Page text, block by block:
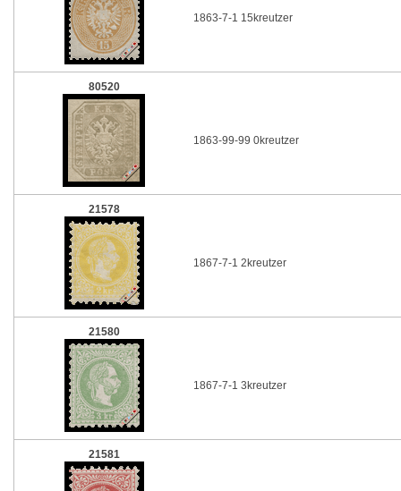
1863-7-1 15kreutzer
80520
1863-99-99 0kreutzer
21578
1867-7-1 2kreutzer
21580
1867-7-1 3kreutzer
21581